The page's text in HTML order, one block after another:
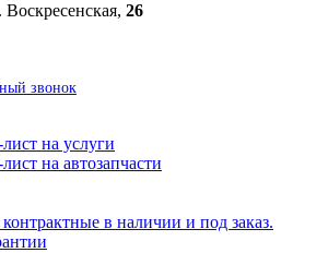
Воскресенская, 26
звонок
на услуги
на автозапчасти
в наличии и под заказ.